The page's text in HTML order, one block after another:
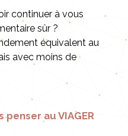
continuer à vous
sûr ?
équivalent au
avec moins de
au VIAGER